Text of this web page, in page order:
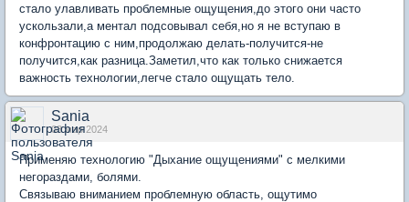
стало улавливать проблемные ощущения,до этого они часто
ускользали,а ментал подсовывал себя,но я не вступаю в
конфронтацию с ним,продолжаю делать-получится-не
получится,как разница.Заметил,что как только снижается
важность технологии,легче стало ощущать тело.
Sania
03 мар 2024
Применяю технологию "Дыхание ощущениями" с мелкими
негораздами, болями.
Связываю вниманием проблемную область, ощутимо